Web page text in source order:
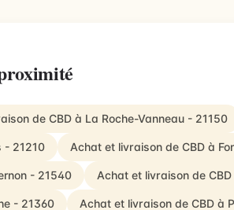
de CBD à La Roche-Vanneau - 21150
- 21210 Achat et livraison de CBD à
- 21540 Achat et livraison de
- 21360 Achat et livraison de CBD à